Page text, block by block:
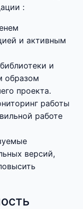
:
и активным
и
образом
проекта.
работы
работе
версий,